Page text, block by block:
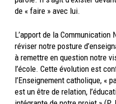
de « faire » avec lui.
L’apport de la Communication
réviser notre posture
à remettre en question notre
l’école. Cette évolution est
l’Enseignement catholique, «
est un être de relation,